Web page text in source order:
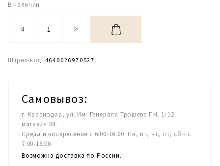
В наличии
Штрих-код: 4640026970527
Самовывоз:
г. Краснодар, ул. Им. Генерала Трошева Г.Н. 1/12
магазин 38.
Среда и воскресение с 6:00-16:00. Пн, вт, чт, пт, сб - с
7:00-16:00.
Возможна доставка по России.